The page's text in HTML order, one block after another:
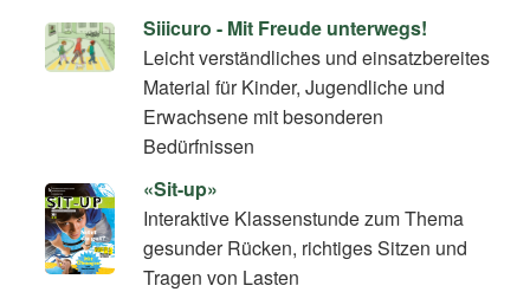
Siiicuro - Mit Freude unterwegs!
Leicht verständliches und einsatzbereites
Material für Kinder, Jugendliche und
Erwachsene mit besonderen
Bedürfnissen
«Sit-up»
Interaktive Klassenstunde zum Thema
gesunder Rücken, richtiges Sitzen und
Tragen von Lasten